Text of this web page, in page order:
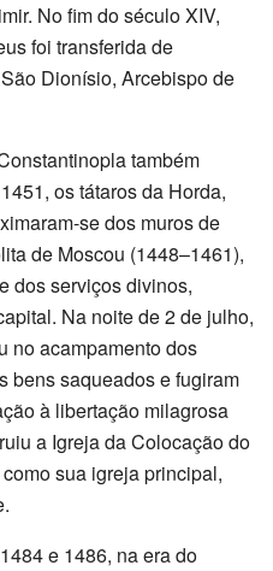
No fim do século XIV,
foi transferida de
Dionísio, Arcebispo de
também
os tátaros da Horda,
se dos muros de
de Moscou (1448–1461),
dos serviços divinos,
Na noite de 2 de julho,
no acampamento dos
bens saqueados e fugiram
à libertação milagrosa
a Igreja da Colocação do
sua igreja principal,
e 1486, na era do